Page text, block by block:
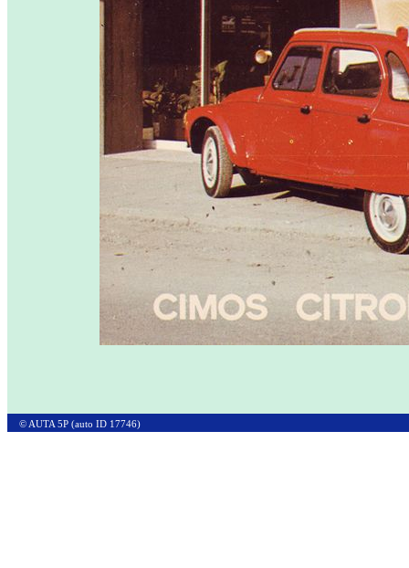
© AUTA 5P (auto ID 17746)